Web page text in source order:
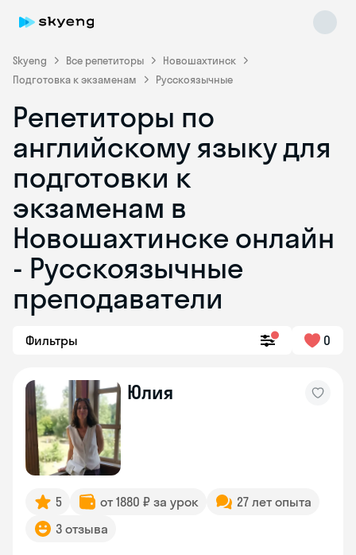
Skyeng Все репетиторы
Новошахтинск
Подготовка к экзаменам
Русскоязычные
Репетиторы по
английскому языку для
подготовки к
экзаменам в
Новошахтинске онлайн
- Русскоязычные
преподаватели
Фильтры 0
Юлия
5 от 1880 ₽ за урок
27 лет опыта
3 отзыва
Skyeng Chat